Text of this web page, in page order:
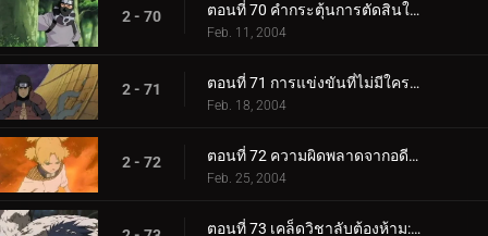
2 - 70 ตอนที่ 70 คำกระตุ้นการตัดสินใจของ Shirker: ไม่ต้องทำอะไรอีกแล้ว!
Feb. 11, 2004
2 - 71 ตอนที่ 71 การแข่งขันที่ไม่มีใครเทียบได้: Hokage Battle Royale!
Feb. 18, 2004
2 - 72 ตอนที่ 72 ความผิดพลาดจากอดีต: เผยใบหน้า!
Feb. 25, 2004
ตอนที่ 73 เคล็ดวิชาลับต้องห้าม: ยมฑูตยมทูต!